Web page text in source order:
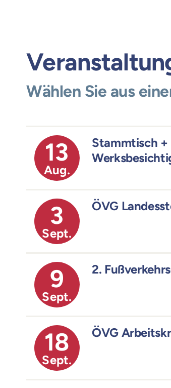
Wählen Sie aus
13
Aug.
Stammtisch +
3
Sept.
ÖVG
9
Sept.
2.
18
Sept.
ÖVG